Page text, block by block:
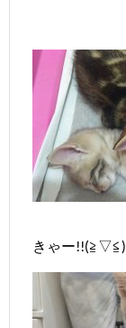
きゃー!!(≧▽≦)